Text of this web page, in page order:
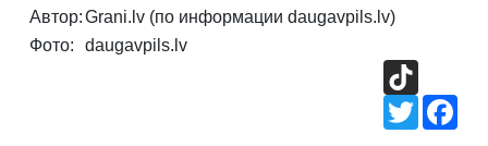
Автор:Grani.lv (по информации daugavpils.lv)
Фото:
daugavpils.lv
Twitter